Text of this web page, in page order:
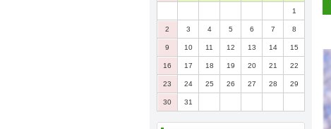
1
2 3 4 5 6 7 8
9 10 11 12 13 14 15
16 17 18 19 20 21 22
23 24 25 26 27 28 29
30 31